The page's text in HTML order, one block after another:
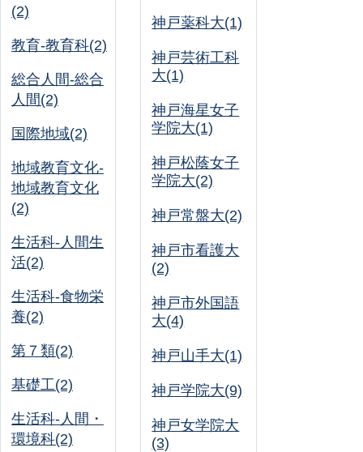
(2)
教育-教育科(2)
総合人間-総合
人間(2)
国際地域(2)
地域教育文化-
地域教育文化
(2)
生活科-人間生
活(2)
生活科-食物栄
養(2)
第７類(2)
基礎工(2)
生活科-人間・
環境科(2)
神戸薬科大(1)
神戸芸術工科
大(1)
神戸海星女子
学院大(1)
神戸松蔭女子
学院大(2)
神戸常盤大(2)
神戸市看護大
(2)
神戸市外国語
大(4)
神戸山手大(1)
神戸学院大(9)
神戸女学院大
(3)